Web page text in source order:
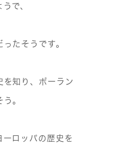
で、
たそうです。
知り、ポーラン
。
ロッパの歴史を